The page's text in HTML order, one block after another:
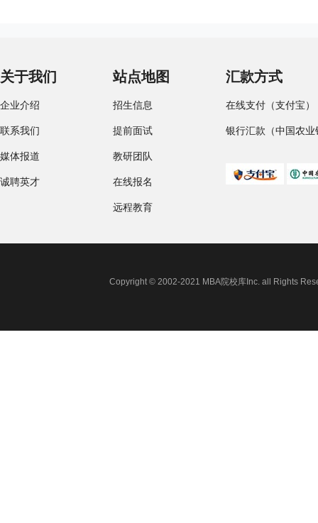
关于我们
企业介绍
联系我们
媒体报道
诚聘英才
站点地图
招生信息
提前面试
教研团队
在线报名
远程教育
汇款方式
在线支付（支付宝）
银行汇款（中国农业
Copyright © 2002-2021 MBA院校库Inc. all Rights